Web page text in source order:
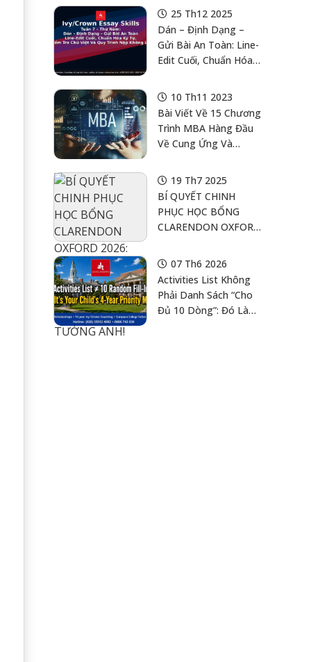
25 Th12 2025
Dán – Định Dạng –
Gửi Bài An Toàn: Line-
Edit Cuối, Chuẩn Hóa
Việt, Và Quy Trình Nộp
Không Lỗi
10 Th11 2023
Bài Viết Về 15 Chương
Trình MBA Hàng Đầu
Về Cung Ứng Và
Canada
19 Th7 2025
BÍ QUYẾT CHINH
PHỤC HỌC BỔNG
CLARENDON OXFORD
VÀO NGÔI TRƯỜNG
ĐÀO TẠO 30 THỦ
TƯỚNG ANH!
07 Th6 2026
Activities List Không
Phải Danh Sách “Cho
Đủ 10 Dòng”: Đó Là